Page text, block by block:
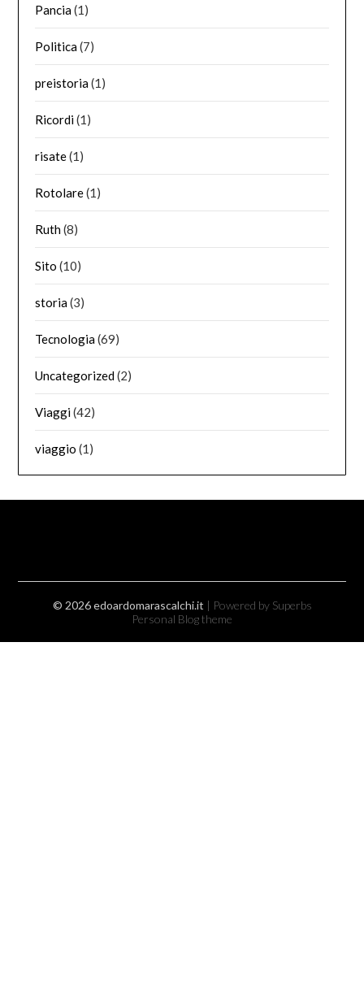
Pancia(1)
Politica(7)
preistoria(1)
Ricordi(1)
risate(1)
Rotolare(1)
Ruth(8)
Sito (10)
storia(3)
Tecnologia(69)
Uncategorized(2)
Viaggi(42)
viaggio (1)
© 2026 edoardomarascalchi.it | Powered by Superbs
Personal Blog theme